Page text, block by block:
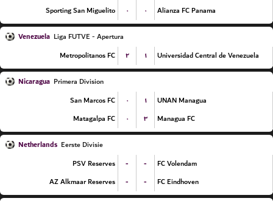
Sporting San Miguelito
۰ ۰ Alianza FC Panama
Venezuela Liga FUTVE - Apertura
Metropolitanos FC
۲ ۱ Universidad Central de Venezuela
Nicaragua Primera Division
San Marcos FC
۰ ۱
UNAN Managua
Matagalpa FC
۰ ۳ Managua FC
Netherlands Eerste Divisie
PSV Reserves
- -
FC Volendam
AZ Alkmaar Reserves
- - FC Eindhoven